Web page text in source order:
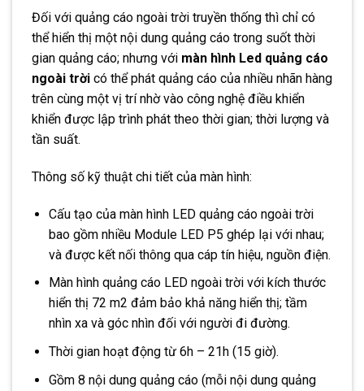
Đối với quảng cáo ngoài trời truyền thống thì chỉ có
thể hiển thị một nội dung quảng cáo trong suốt thời
gian quảng cáo; nhưng với màn hình Led quảng cáo
ngoài trời có thể phát quảng cáo của nhiều nhãn hàng
trên cùng một vị trí nhờ vào công nghệ điều khiển
khiển được lập trình phát theo thời gian; thời lượng và
tần suất.
Thông số kỹ thuật chi tiết của màn hình:
Cấu tạo của màn hình LED quảng cáo ngoài trời
bao gồm nhiều Module LED P5 ghép lại với nhau;
và được kết nối thông qua cáp tín hiệu, nguồn điện.
Màn hình quảng cáo LED ngoài trời với kích thước
hiển thị 72 m2 đảm bảo khả năng hiển thị; tầm
nhìn xa và góc nhìn đối với người đi đường.
Thời gian hoạt động từ 6h – 21h (15 giờ).
Gồm 8 nội dung quảng cáo (mỗi nội dung quảng